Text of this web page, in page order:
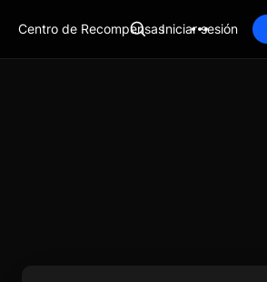
Centro de RecompensasIniciar sesión